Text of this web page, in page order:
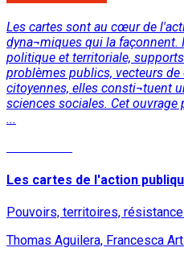
Les cartes sont au cœur de
dyna¬miques qui la façonnent.
politique et territoriale,
problèmes publics, vecteurs
citoyennes, elles consti¬tuent
sciences sociales. Cet
...
Les cartes de l'action
Pouvoirs, territoires,
Thomas Aguilera, Francesca